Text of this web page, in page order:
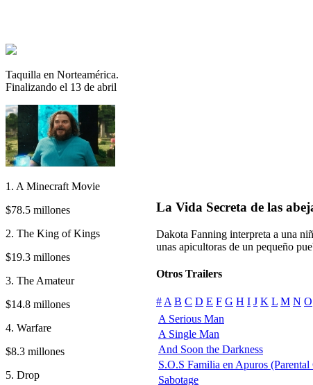
Taquilla en Norteamérica.
Finalizando el 13 de abril
1. A Minecraft Movie
$78.5 millones
2. The King of Kings
$19.3 millones
3. The Amateur
$14.8 millones
4. Warfare
$8.3 millones
5. Drop
La Vida Secreta de las
Dakota Fanning interpreta a una
unas apicultoras de un pequeño
Otros Trailers
# A B C D E F G H I J K L M N O
A Serious Man
A Single Man
And Soon the Darkness
S.O.S Familia en Apuros (Parental
Sabotage